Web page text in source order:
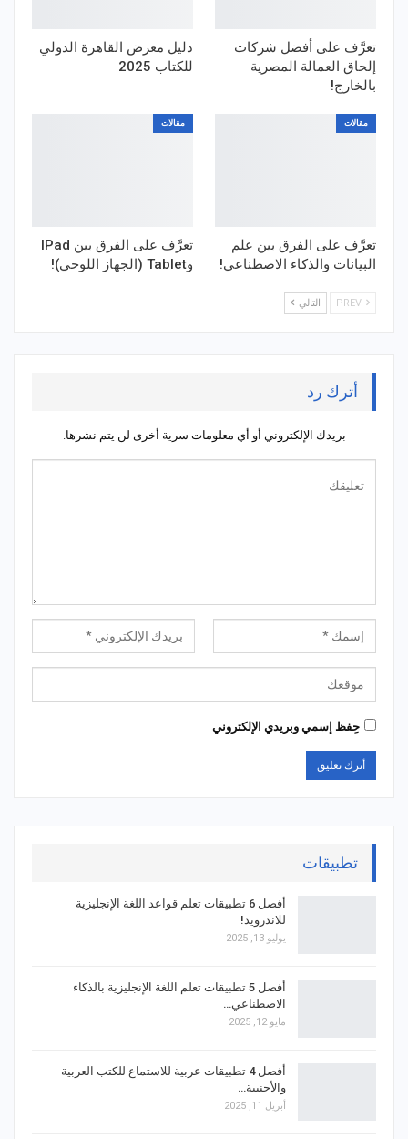
تعرَّف على أفضل شركات
إلحاق العمالة المصرية
بالخارج!
دليل معرض القاهرة الدولي
للكتاب 2025
مقالات
تعرَّف على الفرق بين علم
البيانات والذكاء الاصطناعي!
مقالات
تعرَّف على الفرق بين IPad
وTablet (الجهاز اللوحي)!
التالي
أترك رد
بريدك الإلكتروني أو أي معلومات سرية أخرى لن يتم نشرها.
حِفظ إسمي وبريدي الإلكتروني
تطبيقات
أفضل 6 تطبيقات تعلم قواعد اللغة الإنجليزية
للاندرويد!
يوليو 13, 2025
أفضل 5 تطبيقات تعلم اللغة الإنجليزية بالذكاء
الاصطناعي…
مايو 12, 2025
أفضل 4 تطبيقات عربية للاستماع للكتب العربية
والأجنبية…
أبريل 11, 2025